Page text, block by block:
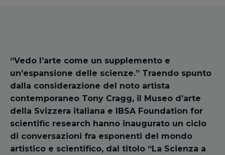
“Vedo l’arte come un supplemento e
un’espansione delle scienze.” Traendo spunto
dalla considerazione del noto artista
contemporaneo Tony Cragg, il Museo d’arte
della Svizzera italiana e IBSA Foundation for
scientific research hanno inaugurato un ciclo
di conversazioni fra esponenti del mondo
artistico e scientifico, dal titolo “La Scienza a